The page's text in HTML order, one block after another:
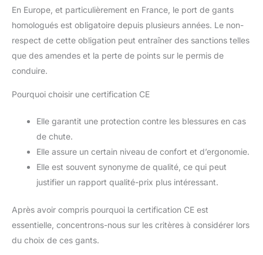
En Europe, et particulièrement en France, le port de gants
homologués est obligatoire depuis plusieurs années. Le non-
respect de cette obligation peut entraîner des sanctions telles
que des amendes et la perte de points sur le permis de
conduire.
Pourquoi choisir une certification CE
Elle garantit une protection contre les blessures en cas
de chute.
Elle assure un certain niveau de confort et d’ergonomie.
Elle est souvent synonyme de qualité, ce qui peut
justifier un rapport qualité-prix plus intéressant.
Après avoir compris pourquoi la certification CE est
essentielle, concentrons-nous sur les critères à considérer lors
du choix de ces gants.